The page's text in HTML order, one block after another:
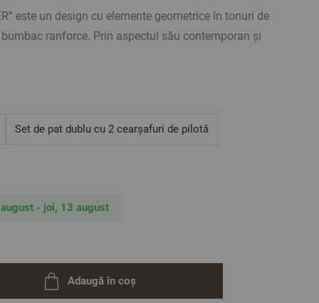
este un design cu elemente geometrice în tonuri de
ranforce. Prin aspectul său contemporan și
cu ușurință în orice interior, oferindu-i un finisaj
în timp.
215 cm – 1 bucată;
cm – 2 bucăți;
se închide cu nasturi tip capse (tic-tac). Fețele de
pe latura scurtă, pentru un plus de confort.
în imagini sunt orientative. Deoarece sunt posibile
Set de pat dublu cu 2 cearșafuri de pilotă
- joi, 13 august
Adaugă în coș